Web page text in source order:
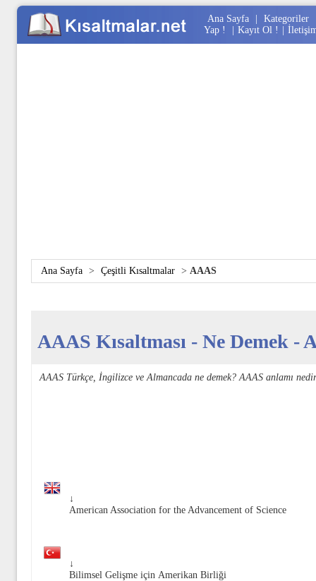
Ana Sayfa Kategoriler
Yap !
Kayıt Ol !
Ana Sayfa > Çeşitli Kısaltmalar > AAAS
AAAS Kısaltması - Ne Demek -
AAAS Türkçe, İngilizce ve Almancada ne demek? AAAS anlamı
↓
American Association for the Advancement of Science
↓
Bilimsel Gelişme için Amerikan Birliği